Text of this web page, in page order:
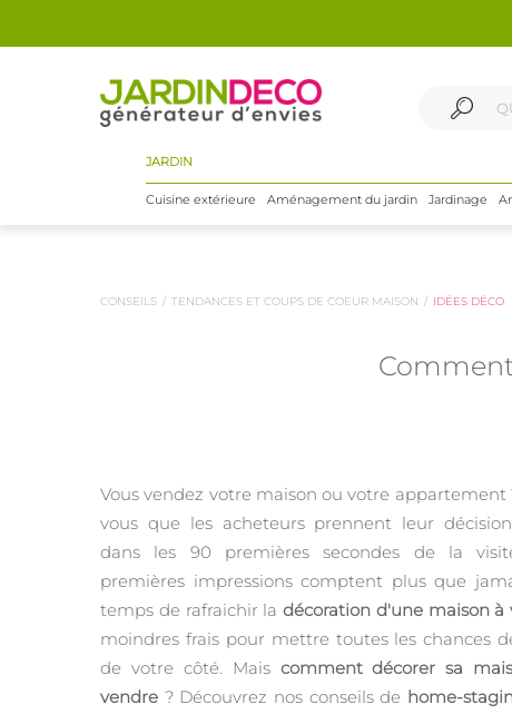
JARDIN
Cuisine extérieure Aménagement du jardin Jardinage
CONSEILS TENDANCES ET COUPS DE COEUR MAISON IDÉES DÉCO
Vous vendez votre maison ou votre appartement
vous que les acheteurs prennent leur décision
dans les 90 premières secondes de la
premières impressions comptent plus que
temps de rafraichir ladécoration d'une maison à
moindres frais pour mettre toutes les chances
de votre côté. Mais comment décorer sa
vendre ? Découvrez nos conseils de home-